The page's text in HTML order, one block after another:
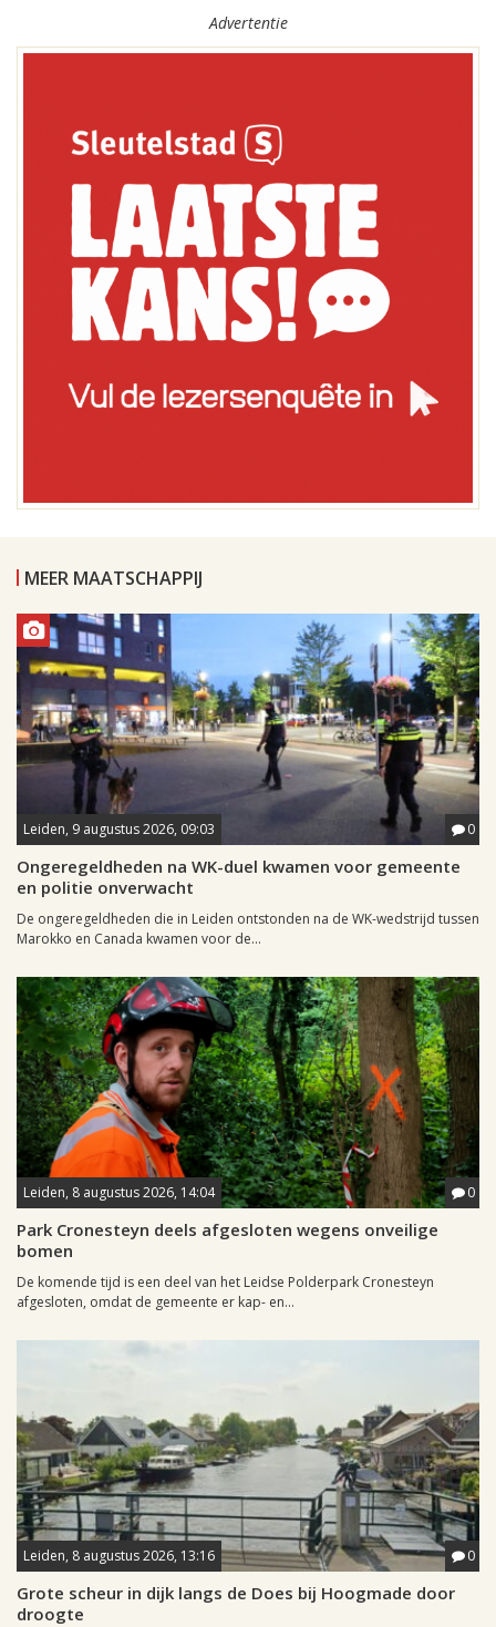
Advertentie
MEER MAATSCHAPPIJ
Leiden, 9 augustus 2026, 09:03 0
Ongeregeldheden na WK-duel kwamen voor gemeente
en politie onverwacht
De ongeregeldheden die in Leiden ontstonden na de WK-wedstrijd tussen
Marokko en Canada kwamen voor de...
Leiden, 8 augustus 2026, 14:04 0
Park Cronesteyn deels afgesloten wegens onveilige
bomen
De komende tijd is een deel van het Leidse Polderpark Cronesteyn
afgesloten, omdat de gemeente er kap- en...
Leiden, 8 augustus 2026, 13:16 0
Grote scheur in dijk langs de Does bij Hoogmade door
droogte